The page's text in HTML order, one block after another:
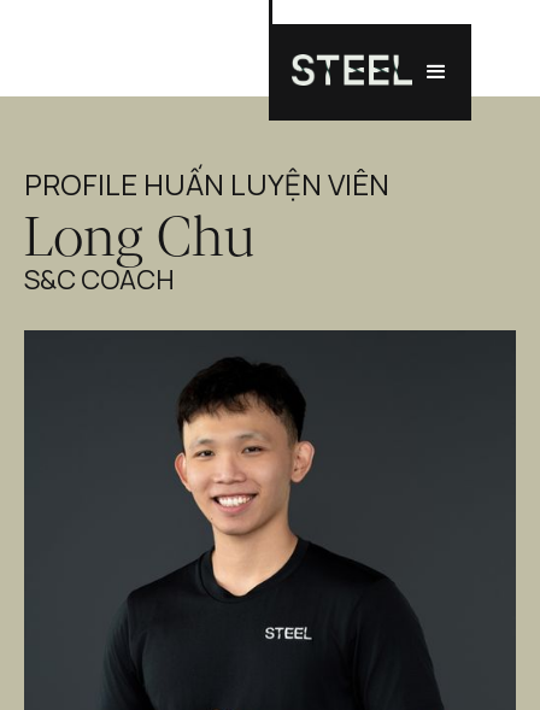
PROFILE HUẤN LUYỆN VIÊN
Long Chu
S&C COACH